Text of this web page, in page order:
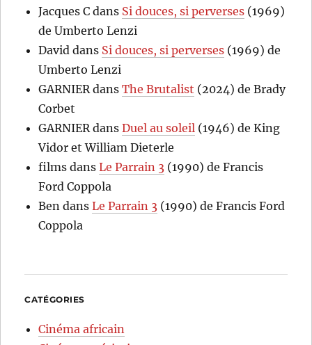
Jacques C dans Si douces, si perverses (1969)
de Umberto Lenzi
David dans Si douces, si perverses (1969) de
Umberto Lenzi
GARNIERdansThe Brutalist (2024) de Brady
Corbet
GARNIERdansDuel au soleil (1946) de King
Vidor et William Dieterle
films dansLe Parrain 3 (1990) de Francis
Ford Coppola
Ben dansLe Parrain 3 (1990) de Francis Ford
Coppola
CATÉGORIES
Cinéma africain